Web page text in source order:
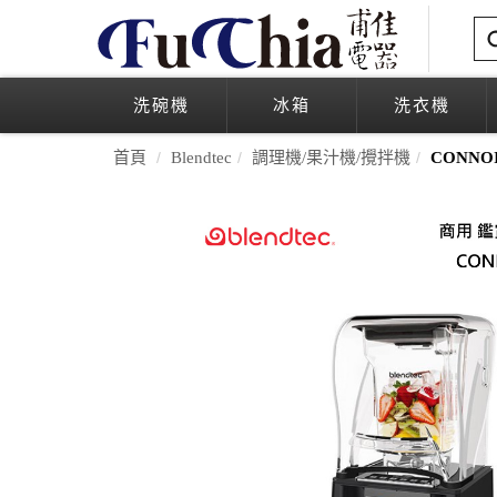
洗碗機 冰箱 洗衣機
首頁 Blendtec 調理機/果汁機/攪拌機